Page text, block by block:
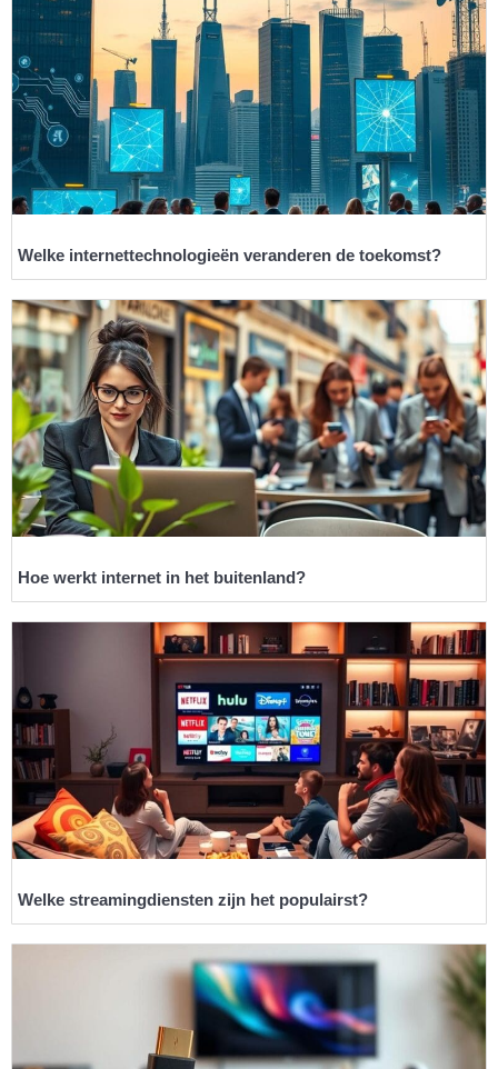
Welke internettechnologieën veranderen de toekomst?
Hoe werkt internet in het buitenland?
Welke streamingdiensten zijn het populairst?